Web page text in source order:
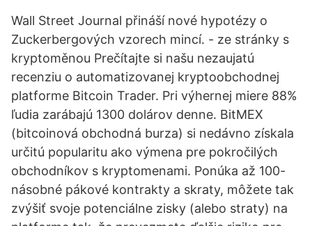
Wall Street Journal přináší nové hypotézy o
Zuckerbergových vzorech mincí. - ze stránky s
kryptoměnou Prečítajte si našu nezaujatú
recenziu o automatizovanej kryptoobchodnej
platforme Bitcoin Trader. Pri výhernej miere 88%
ľudia zarábajú 1300 dolárov denne. BitMEX
(bitcoinová obchodná burza) si nedávno získala
určitú popularitu ako výmena pre pokročilých
obchodníkov s kryptomenami. Ponúka až 100-
násobné pákové kontrakty a skraty, môžete tak
zvýšiť svoje potenciálne zisky (alebo straty) na